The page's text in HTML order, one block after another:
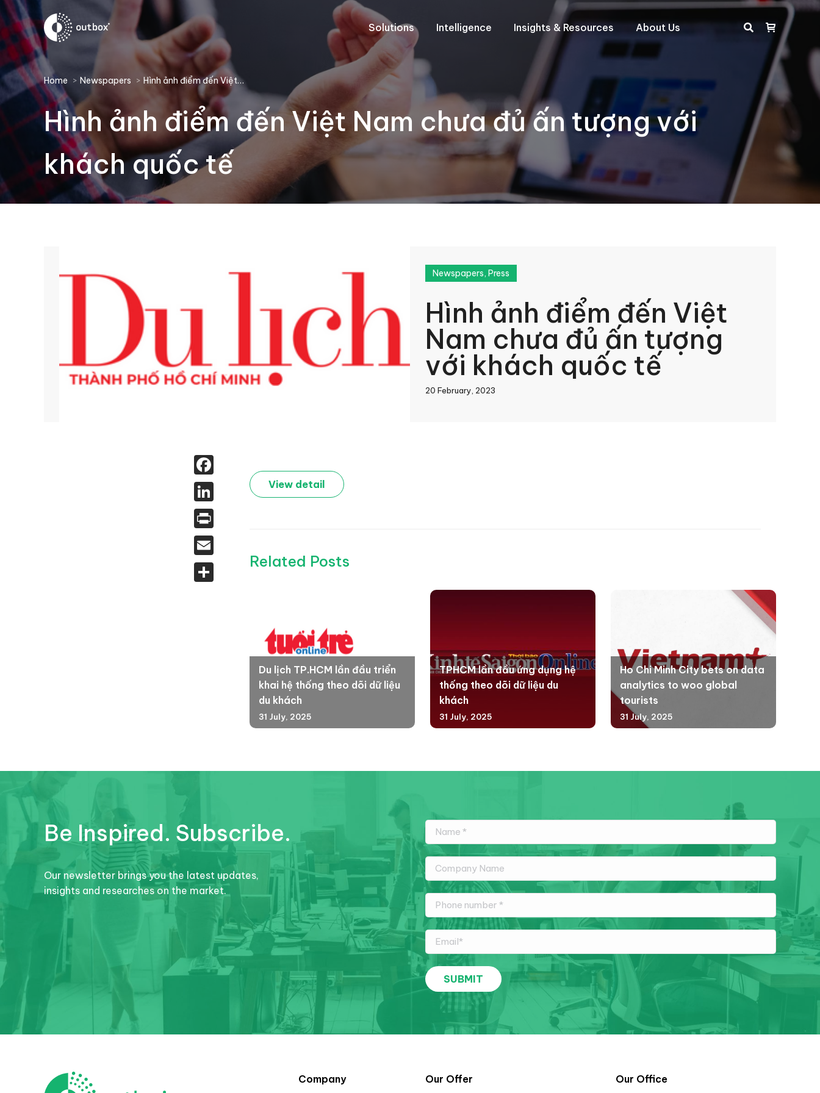
Solutions Intelligence Insights & Resources About Us Search:
You are here:
Home Newspapers Hình ảnh điểm đến Việt…
Hình ảnh điểm đến Việt Nam chưa đủ ấn tượng với
khách quốc tế
Newspapers, Press
Hình ảnh điểm đến Việt
Nam chưa đủ ấn tượng
với khách quốc tế
20 February, 2023
Facebook
LinkedIn
Print
Email
Share
View detail
Related Posts
Du lịch TP.HCM lần đầu triển
khai hệ thống theo dõi dữ liệu
du khách
31 July, 2025
TPHCM lần đầu ứng dụng hệ
thống theo dõi dữ liệu du
khách
31 July, 2025
Ho Chi Minh City bets on data
analytics to woo global
tourists
31 July, 2025
Be Inspired. Subscribe.
Our newsletter brings you the latest updates,
insights and researches on the market.
Company Our Offer Our Office